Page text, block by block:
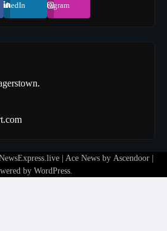
LinkedIn Instagram
| Ace News by Ascendoor|
by WordPress.